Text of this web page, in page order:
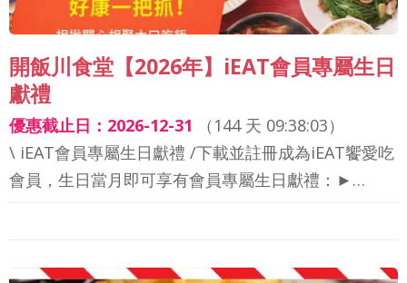
開飯川食堂【2026年】iEAT會員專屬生日
獻禮
優惠截止日：2026-12-31 （ 144 天 09:38:01）
\ iEAT會員專屬生日獻禮 /下載並註冊成為iEAT饗愛吃
會員，生日當月即可享有會員專屬生日獻禮：►…